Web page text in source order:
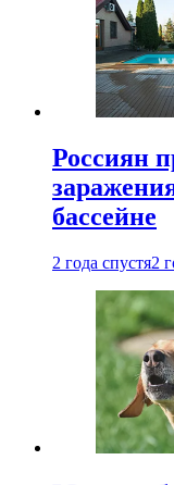
Россиян
бассейне
2 года спустя2